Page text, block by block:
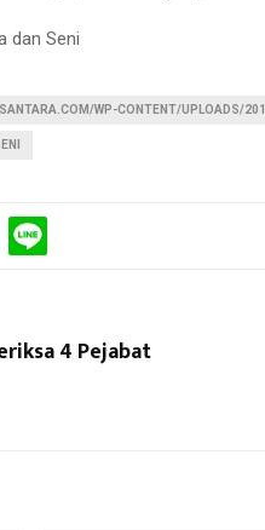
dan Seni
WP-CONTENT/UPLOADS/
4 Pejabat